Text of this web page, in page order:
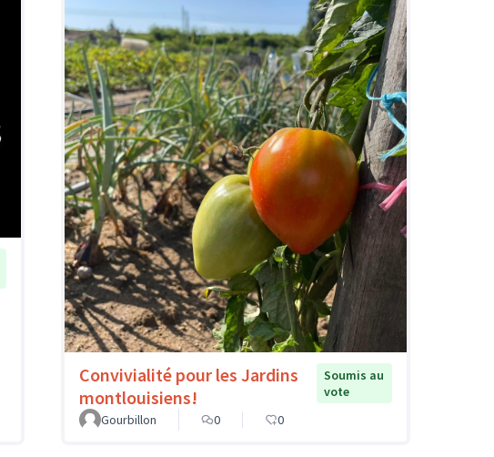
Convivialité pour les Jardins
montlouisiens!
Soumis au
vote
Gourbillon
0 0